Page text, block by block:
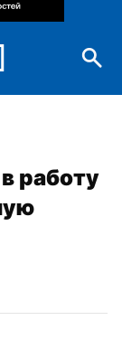
работу